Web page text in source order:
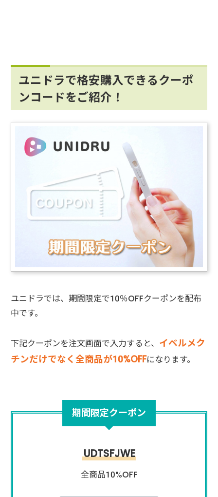
ユニドラで格安購入できるクーポ
ンコードをご紹介！
ユニドラでは、期間限定で10％OFFクーポンを配布
中です。
下記クーポンを注文画面で入力すると、 イベルメク
チンだけでなく全商品が10%OFFになります。
期間限定クーポン
UDTSFJWE
全商品10%OFF